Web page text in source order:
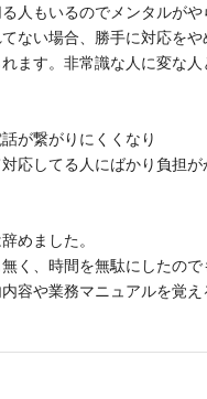
人もいるのでメンタルが
ない場合、勝手に対応を
ます。非常識な人に変な
が繋がりにくくなり
応してる人にばかり負担
めました。
く、時間を無駄にしたの
容や業務マニュアルを覚